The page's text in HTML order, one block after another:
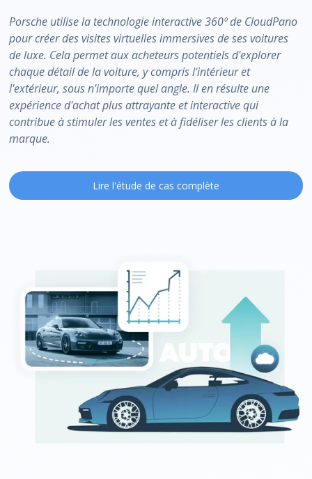
Porsche utilise la technologie interactive 360º de CloudPano
pour créer des visites virtuelles immersives de ses voitures
de luxe. Cela permet aux acheteurs potentiels d'explorer
chaque détail de la voiture, y compris l'intérieur et
l'extérieur, sous n'importe quel angle. Il en résulte une
expérience d'achat plus attrayante et interactive qui
contribue à stimuler les ventes et à fidéliser les clients à la
marque.
Lire l'étude de cas complète